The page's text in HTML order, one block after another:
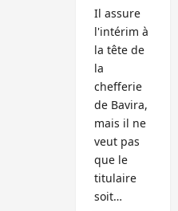
Il assure
l'intérim à
la tête de
la
chefferie
de Bavira,
mais il ne
veut pas
que le
titulaire
soit…